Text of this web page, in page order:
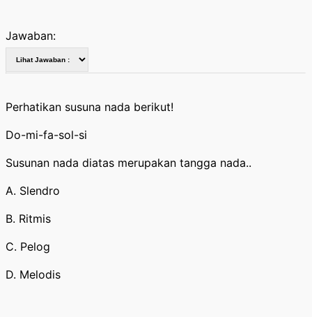
Jawaban:
Perhatikan susuna nada berikut!
Do-mi-fa-sol-si
Susunan nada diatas merupakan tangga nada..
A. Slendro
B. Ritmis
C. Pelog
D. Melodis